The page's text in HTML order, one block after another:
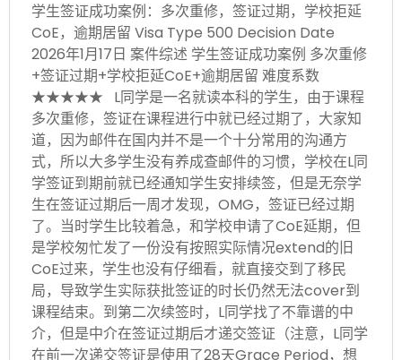
学生签证成功案例：多次重修，签证过期，学校拒延
CoE，逾期居留 Visa Type 500 Decision Date
2026年1月17日 案件综述 学生签证成功案例 多次重修
+签证过期+学校拒延CoE+逾期居留 难度系数
★★★★★ L同学是一名就读本科的学生，由于课程
多次重修，签证在课程进行中就已经过期了，大家知
道，因为邮件在国内并不是一个十分常用的沟通方
式，所以大多学生没有养成查邮件的习惯，学校在L同
学签证到期前就已经通知学生安排续签，但是无奈学
生在签证过期后一周才发现，OMG，签证已经过期
了。当时学生比较着急，和学校申请了CoE延期，但
是学校匆忙发了一份没有按照实际情况extend的旧
CoE过来，学生也没有仔细看，就直接交到了移民
局，导致学生实际获批签证的时长仍然无法cover到
课程结束。到第二次续签时，L同学找了不靠谱的中
介，但是中介在签证过期后才递交签证（注意，L同学
在前一次递交签证是使用了28天Grace Period，想